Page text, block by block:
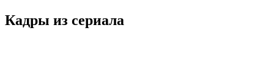
Кадры из сериалa